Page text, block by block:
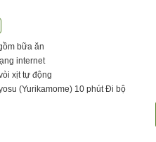
bữa ăn
internet
xịt tự động
(Yurikamome) 10 phútĐi bộ